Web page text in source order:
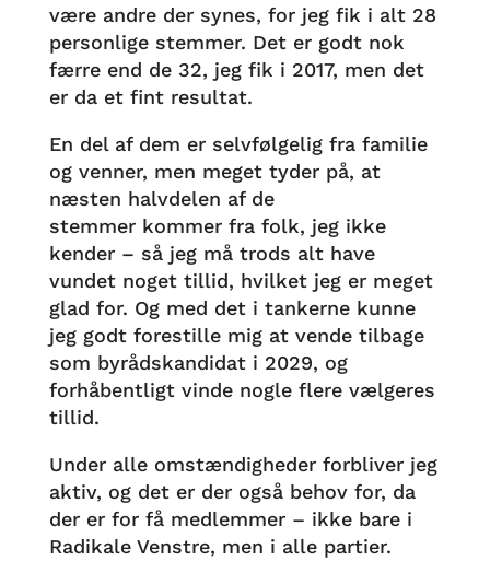
være andre der synes, for jeg fik i alt 28
personlige stemmer. Det er godt nok
færre end de 32, jeg fik i 2017, men det
er da et fint resultat.
En del af dem er selvfølgelig fra familie
og venner, men meget tyder på, at
næsten halvdelen af de
stemmer kommer fra folk, jeg ikke
kender – så jeg må trods alt have
vundet noget tillid, hvilket jeg er meget
glad for. Og med det i tankerne kunne
jeg godt forestille mig at vende tilbage
som byrådskandidat i 2029, og
forhåbentligt vinde nogle flere vælgeres
tillid.
Under alle omstændigheder forbliver jeg
aktiv, og det er der også behov for, da
der er for få medlemmer – ikke bare i
Radikale Venstre, men i alle partier.